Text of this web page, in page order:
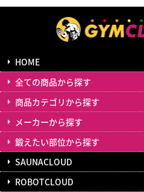
HOME
全ての商品から探す
商品カテゴリから探す
メーカーから探す
鍛えたい部位から探す
SAUNACLOUD
ROBOTCLOUD